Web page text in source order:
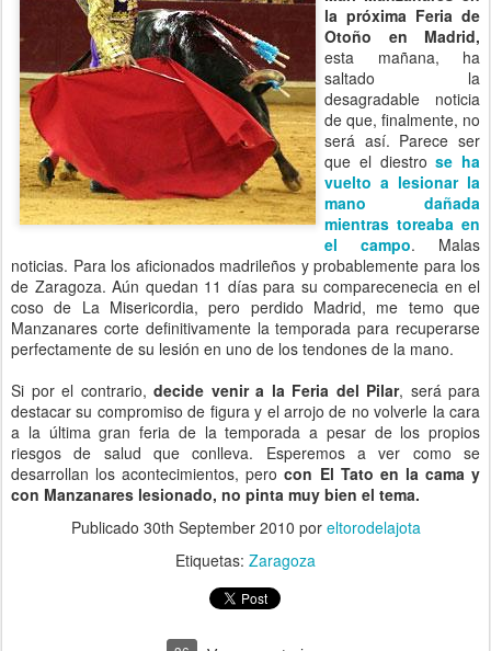
la próxima Feria de
Otoño en Madrid,
esta mañana, ha
saltado la
desagradable noticia
de que, finalmente, no
será así. Parece ser
que el diestrose ha
vuelto a lesionar la
mano dañada
mientras toreaba en
el campo. Malas
noticias. Para los aficionados madrileños y probablemente para los
de Zaragoza. Aún quedan 11 días para su comparecenecia en el
coso de La Misericordia, pero perdido Madrid, me temo que
Manzanares corte definitivamente la temporada para recuperarse
perfectamente de su lesión en uno de los tendones de la mano.
Si por el contrario, decide venir a la Feria del Pilar, será para
destacar su compromiso de figura y el arrojo de no volverle la cara
a la última gran feria de la temporada a pesar de los propios
riesgos de salud que conlleva. Esperemos a ver como se
desarrollan los acontecimientos, perocon El Tato en la cama y
con Manzanares lesionado, no pinta muy bien el tema.
Publicado 30th September 2010 por eltorodelajota
Etiquetas: Zaragoza